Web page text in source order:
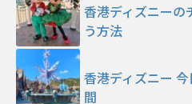
香港ディズニーの
う方法
香港ディズニー
間